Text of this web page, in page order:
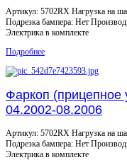
Артикул: 5702RX Нагрузка на
Подрезка бампера: Нет
Электрика в комплекте
Подробнее
Фаркоп (прицепное
04.2002-08.2006
Артикул: 5702RX Нагрузка на
Подрезка бампера: Нет
Электрика в комплекте